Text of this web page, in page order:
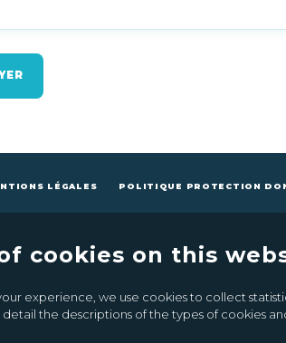
LÉGALES POLITIQUE PROTECTION
NOUS FAIRE UN DON
cookies on this
experience, we use cookies to collect
the descriptions of the types of cookies